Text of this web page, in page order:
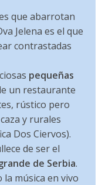
que abarrotan
Jelena es el que
contrastadas
pequeñas
un restaurante
rústico pero
y rurales
Dos Ciervos).
de ser el
de Serbia.
música en vivo